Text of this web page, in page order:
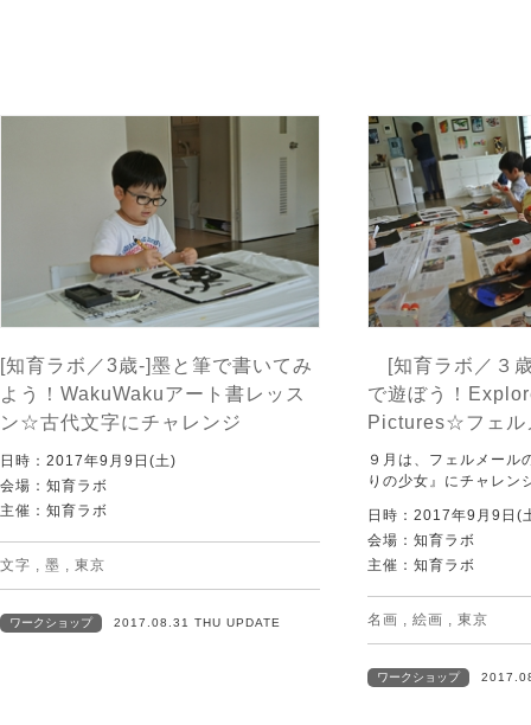
[知育ラボ／3歳-]墨と筆で書いてみ
よう！WakuWakuアート書レッス
ン☆古代文字にチャレンジ
日時：2017年9月9日(土)
会場：知育ラボ
主催：知育ラボ
文字 , 墨 , 東京
ワークショップ 2017.08.31 THU UPDATE
[知育ラボ／３
で遊ぼう！
Pictures☆フェル
９月は、フェルメール
りの少女』にチャレン
日時：2017年9月9日(
会場：知育ラボ
主催：知育ラボ
名画 , 絵画 , 東京
ワークショップ